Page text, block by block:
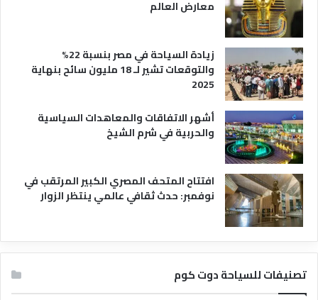
معارض العالم
زيادة السياحة في مصر بنسبة 22%
والتوقعات تشير لـ 18 مليون سائح بنهاية
2025
أشهر الاتفاقات والمعاهدات السياسية
والحربية في شرم الشيخ
افتتاح المتحف المصري الكبير المرتقب في
نوفمبر: حدث ثقافي عالمي ينتظر الزوار
تصنيفات للسياحة دوت كوم